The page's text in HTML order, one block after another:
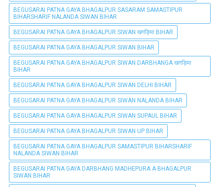
BEGUSARAI PATNA GAYA BHAGALPUR SASARAM SAMASTIPUR
BIHARSHARIF NALANDA SIWAN BIHAR
BEGUSARAI PATNA GAYA BHAGALPUR SIWAN खगड़िया BIHAR
BEGUSARAI PATNA GAYA BHAGALPUR SIWAN BIHAR
BEGUSARAI PATNA GAYA BHAGALPUR SIWAN DARBHANGA खगड़िया
BIHAR
BEGUSARAI PATNA GAYA BHAGALPUR SIWAN DELHI BIHAR
BEGUSARAI PATNA GAYA BHAGALPUR SIWAN NALANDA BIHAR
BEGUSARAI PATNA GAYA BHAGALPUR SIWAN SUPAUL BIHAR
BEGUSARAI PATNA GAYA BHAGALPUR SIWAN UP BIHAR
BEGUSARAI PATNA GAYA BHAGALPUR SAMASTIPUR BIHARSHARIF
NALANDA SIWAN BIHAR
BEGUSARAI PATNA GAYA DARBHANG MADHEPURA A BHAGALPUR
SIWAN BIHAR